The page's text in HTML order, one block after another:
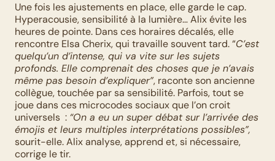
Une fois les ajustements en place, elle garde le cap.
Hyperacousie, sensibilité à la lumière… Alix évite les
heures de pointe. Dans ces horaires décalés, elle
rencontre Elsa Cherix, qui travaille souvent tard. “C’est
quelqu’un d’intense, qui va vite sur les sujets
profonds. Elle comprenait des choses que je n’avais
même pas besoin d’expliquer”, raconte son ancienne
collègue, touchée par sa sensibilité. Parfois, tout se
joue dans ces microcodes sociaux que l’on croit
universels  : “On a eu un super débat sur l’arrivée des
émojis et leurs multiples interprétations possibles”,
sourit-elle. Alix analyse, apprend et, si nécessaire,
corrige le tir.